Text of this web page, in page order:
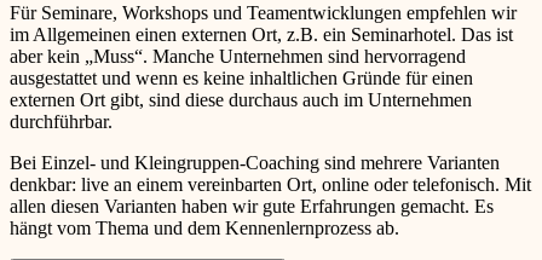
Für Seminare, Workshops und Teamentwicklungen empfehlen wir
im Allgemeinen einen externen Ort, z.B. ein Seminarhotel. Das ist
aber kein „Muss“. Manche Unternehmen sind hervorragend
ausgestattet und wenn es keine inhaltlichen Gründe für einen
externen Ort gibt, sind diese durchaus auch im Unternehmen
durchführbar.
Bei Einzel- und Kleingruppen-Coaching sind mehrere Varianten
denkbar: live an einem vereinbarten Ort, online oder telefonisch. Mit
allen diesen Varianten haben wir gute Erfahrungen gemacht. Es
hängt vom Thema und dem Kennenlernprozess ab.